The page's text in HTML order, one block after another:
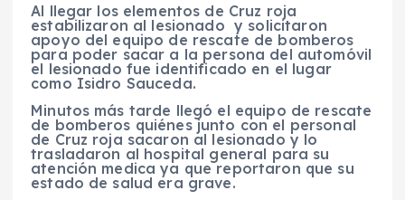
Al llegar los elementos de Cruz roja
estabilizaron al lesionado y solicitaron
apoyo del equipo de rescate de bomberos
para poder sacar a la persona del automóvil
el lesionado fue identificado en el lugar
como Isidro Sauceda.
Minutos más tarde llegó el equipo de rescate
de bomberos quiénes junto con el personal
de Cruz roja sacaron al lesionado y lo
trasladaron al hospital general para su
atención medica ya que reportaron que su
estado de salud era grave.